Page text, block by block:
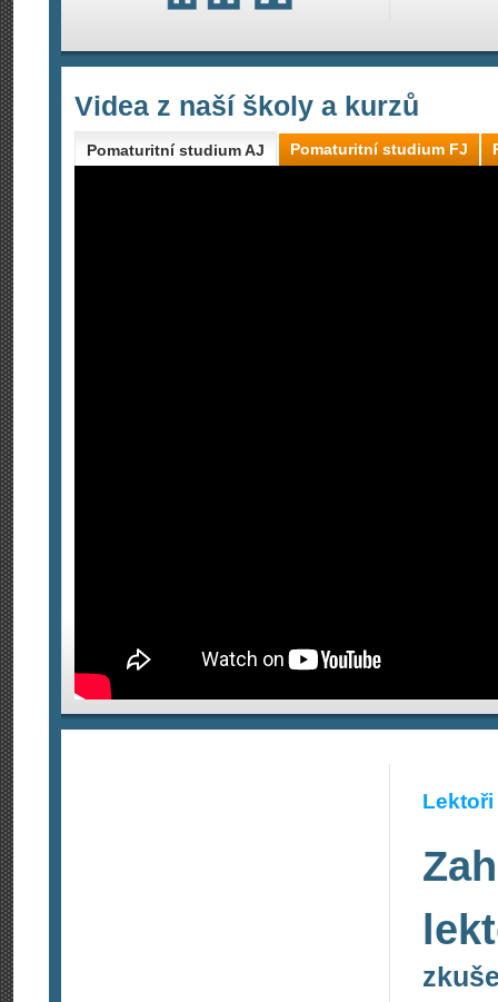
Videa z naší školy a kurzů
Pomaturitní studium AJ Pomaturitní studium FJ